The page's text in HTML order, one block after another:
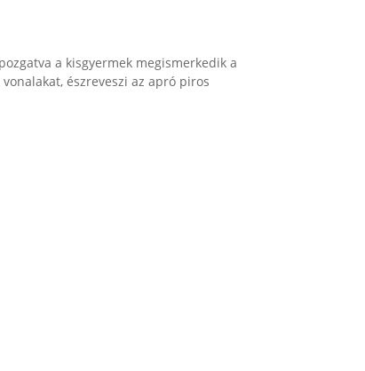
a kisgyermek megismerkedik a
észreveszi az apró piros